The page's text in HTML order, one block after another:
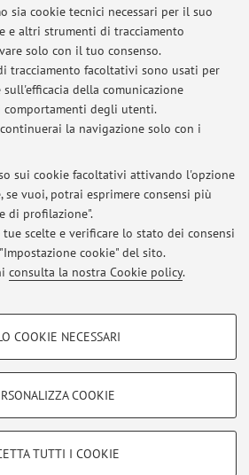
sia cookie tecnici necessari per il suo
e altri strumenti di tracciamento
solo con il tuo consenso.
tracciamento facoltativi sono usati per
della comunicazione
degli utenti.
la navigazione solo con i
sui cookie facoltativi attivando l'opzione
se vuoi, potrai esprimere consensi più
di profilazione".
scelte e verificare lo stato dei consensi
cookie" del sito.
consulta la nostra Cookie policy.
- FACOLTATIVI
COOKIE NECESSARI
COOKIE
TUTTI I COOKIE
didattiche per l'A.A. 2026-2027
Ultimi avvisi
non sono presenti avvisi.
tutti i contenuti del sito.
Bologna - Partita IVA: 01131710376